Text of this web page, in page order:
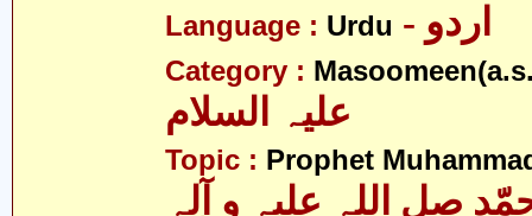
Language : Urdu - اردو
Category :
Topic : Prophet
صل اللہ علیہ و آلہِ